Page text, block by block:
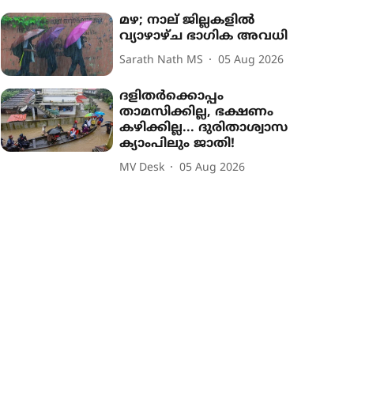
മഴ; നാല് ജില്ലകളിൽ
വ്യാഴാഴ്ച ഭാഗിക അവധി
Sarath Nath MS 05 Aug 2026
ദളിതർക്കൊപ്പം
താമസിക്കില്ല, ഭക്ഷണം
കഴിക്കില്ല... ദുരിതാശ്വാസ
ക്യാംപിലും ജാതി!
MV Desk 05 Aug 2026